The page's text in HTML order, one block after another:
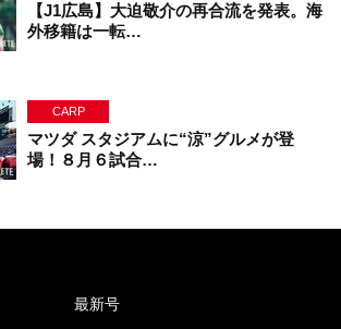
【J1広島】大迫敬介の再合流を発表。海
外移籍は一転…
CARP
マツダ スタジアムに“涼”グルメが登
場！８月６試合…
最新号